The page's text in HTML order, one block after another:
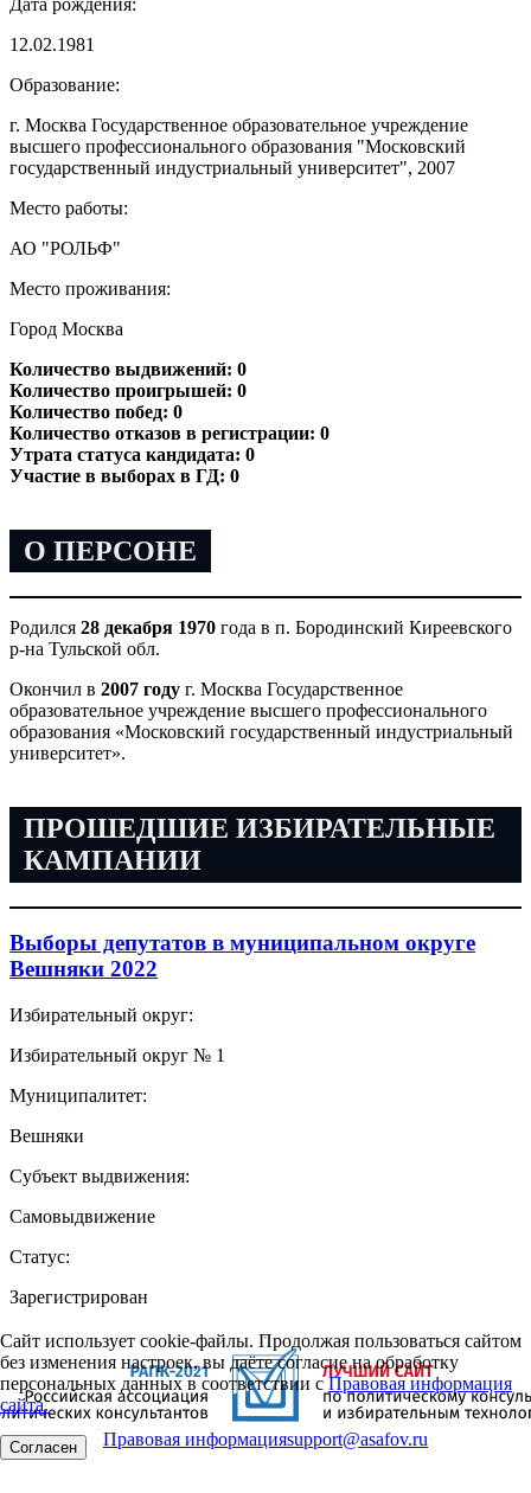
12.02.1981
Образование:
г. Москва Государственное образовательное учреждение
высшего профессионального образования "Московский
государственный индустриальный университет", 2007
Место работы:
АО "РОЛЬФ"
Место проживания:
Город Москва
Количество выдвижений: 0
Количество проигрышей: 0
Количество побед: 0
Количество отказов в регистрации: 0
Утрата статуса кандидата: 0
Участие в выборах в ГД: 0
О ПЕРСОНЕ
Родился 28 декабря 1970 года в п. Бородинский Киреевского
р-на Тульской обл.
Окончил в 2007 году г. Москва Государственное
образовательное учреждение высшего профессионального
образования «Московский государственный индустриальный
университет».
ПРОШЕДШИЕ ИЗБИРАТЕЛЬНЫЕ
КАМПАНИИ
Выборы депутатов в муниципальном округе
Вешняки 2022
Избирательный округ:
Избирательный округ № 1
Муниципалитет:
Вешняки
Субъект выдвижения:
Самовыдвижение
Статус:
Зарегистрирован
Сайт использует cookie-файлы. Продолжая пользоваться сайтом
без изменения настроек, вы даёте согласие на обработку
персональных данных в соответствии сПравовая информация
сайта.
Согласен Правовая информацияsupport@asafov.ru